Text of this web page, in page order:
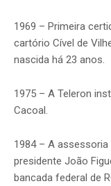
1969 – Primeira
cartório Cível de
nascida há 23 anos.
1975 – A Teleron
Cacoal.
1984 – A
presidente João
bancada federal de